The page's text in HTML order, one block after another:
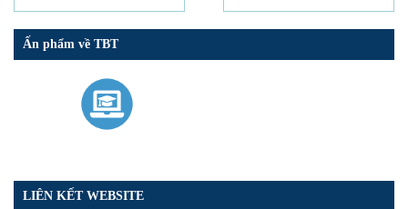
Ấn phẩm về TBT
LIÊN KẾT WEBSITE